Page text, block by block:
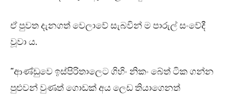
ඒ පුවත දැනගත් වෙලාවේ සැබවින් ම පාරුල් සංවේදී
වූවා ය.
“ආණ්ඩුවෙ ඉස්පිරිතාලෙට ගිහිං නිකං බේත් ටික ගන්න
පුළුවන් වුණත් ගොඩක් අය ලෙඩ තියාගෙනත්